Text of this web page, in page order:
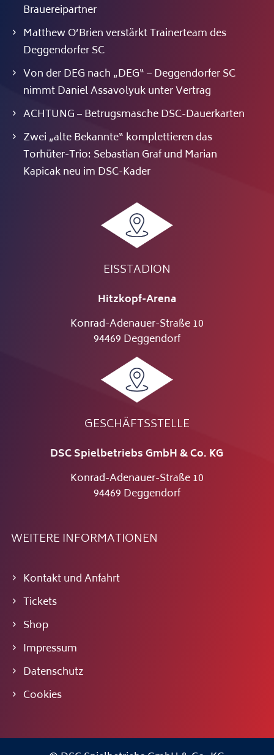
Brauereipartner
Matthew O’Brien verstärkt Trainerteam des
Deggendorfer SC
Von der DEG nach „DEG“ – Deggendorfer SC
nimmt Daniel Assavolyuk unter Vertrag
ACHTUNG – Betrugsmasche DSC-Dauerkarten
Zwei „alte Bekannte“ komplettieren das
Torhüter-Trio: Sebastian Graf und Marian
Kapicak neu im DSC-Kader
EISSTADION
Hitzkopf-Arena
Konrad-Adenauer-Straße 10
94469 Deggendorf
GESCHÄFTSSTELLE
DSC Spielbetriebs GmbH & Co. KG
Konrad-Adenauer-Straße 10
94469 Deggendorf
WEITERE INFORMATIONEN
Kontakt und Anfahrt
Tickets
Shop
Impressum
Datenschutz
Cookies